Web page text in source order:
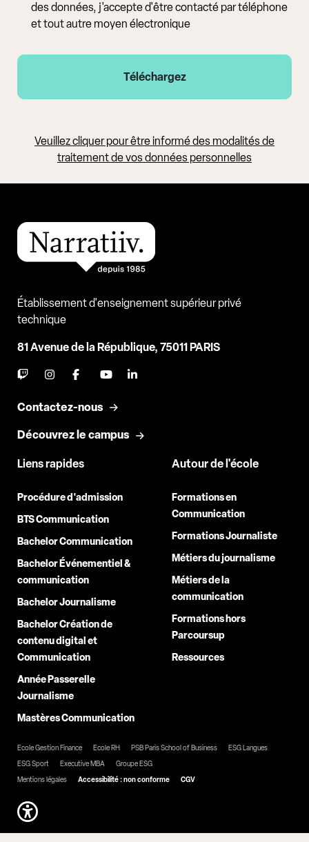
des données, j'accepte d'être contacté par téléphone
et tout autre moyen électronique
Veuillez cliquer pour être informé des modalités de
traitement de vos données personnelles
Établissement d'enseignement supérieur privé
technique
81 Avenue de la République, 75011 PARIS
Contactez-nous
Découvrez le campus
Liens rapides
Procédure d'admission
BTS Communication
Bachelor Communication
Bachelor Événementiel &
communication
Bachelor Journalisme
Bachelor Création de
contenu digital et
Communication
Année Passerelle
Journalisme
Mastères Communication
Autour de l'école
Formations en
Communication
Formations Journaliste
Métiers du journalisme
Métiers de la
communication
Formations hors
Parcoursup
Ressources
Ecole Gestion Finance Ecole RH PSB Paris School of Business
ESG Langues
ESG Sport
Executive MBA
Groupe ESG
Mentions légales
Accessibilité : non conforme CGV